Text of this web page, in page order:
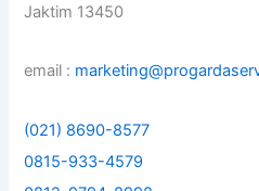
Jaktim 13450
email :
(021) 8690-8577
0815-933-4579